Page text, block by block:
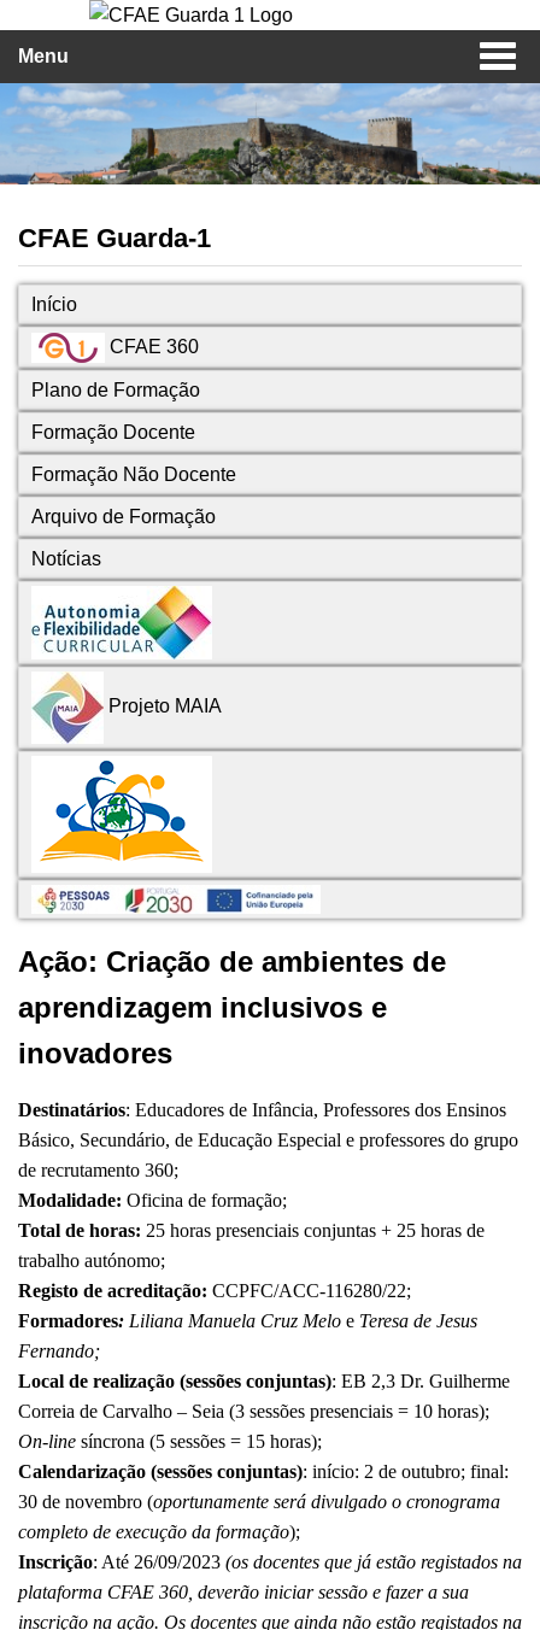
Menu
CFAE Guarda-1
Início
CFAE 360
Plano de Formação
Formação Docente
Formação Não Docente
Arquivo de Formação
Notícias
Projeto MAIA
Ação: Criação de ambientes de
aprendizagem inclusivos e
inovadores
Destinatários: Educadores de Infância, Professores dos Ensinos
Básico, Secundário, de Educação Especial e professores do grupo
de recrutamento 360;
Modalidade: Oficina de formação;
Total de horas: 25 horas presenciais conjuntas + 25 horas de
trabalho autónomo;
Registo de acreditação: CCPFC/ACC-116280/22;
Formadores: Liliana Manuela Cruz Melo e Teresa de Jesus
Fernando;
Local de realização (sessões conjuntas): EB 2,3 Dr. Guilherme
Correia de Carvalho – Seia (3 sessões presenciais = 10 horas);
On-line síncrona (5 sessões = 15 horas);
Calendarização (sessões conjuntas): início: 2 de outubro; final:
30 de novembro (oportunamente será divulgado o cronograma
completo de execução da formação);
Inscrição: Até 26/09/2023 (os docentes que já estão registados na
plataforma CFAE 360, deverão iniciar sessão e fazer a sua
inscrição na ação. Os docentes que ainda não estão registados na